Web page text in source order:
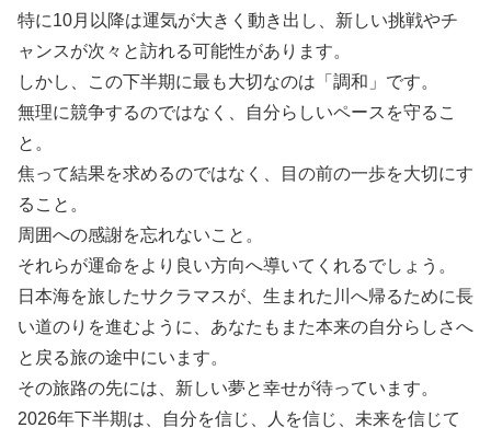
特に10月以降は運気が大きく動き出し、新しい挑戦やチ
ャンスが次々と訪れる可能性があります。
しかし、この下半期に最も大切なのは「調和」です。
無理に競争するのではなく、自分らしいペースを守るこ
と。
焦って結果を求めるのではなく、目の前の一歩を大切にす
ること。
周囲への感謝を忘れないこと。
それらが運命をより良い方向へ導いてくれるでしょう。
日本海を旅したサクラマスが、生まれた川へ帰るために長
い道のりを進むように、あなたもまた本来の自分らしさへ
と戻る旅の途中にいます。
その旅路の先には、新しい夢と幸せが待っています。
2026年下半期は、自分を信じ、人を信じ、未来を信じて